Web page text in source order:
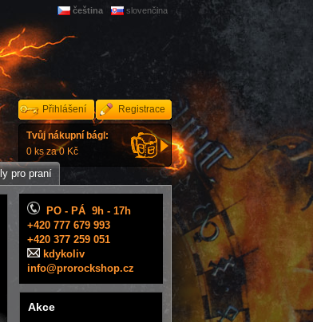
Přihlášení Registrace
pro praní
čeština slovenčina
Tvůj nákupní bágl:
0 ks za 0 Kč
PO - PÁ 9h - 17h
+420 777 679 993
+420 377 259 051
kdykoliv
info@prorockshop.cz
Akce